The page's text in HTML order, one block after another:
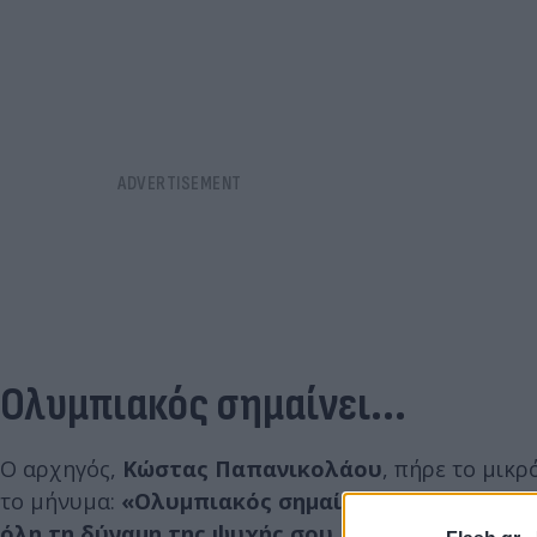
Ολυμπιακός σημαίνει...
Ο αρχηγός, Κώστας Παπανικολάου, πήρε το
το μήνυμα: «Ολυμπιακός σημαίνει να έχει